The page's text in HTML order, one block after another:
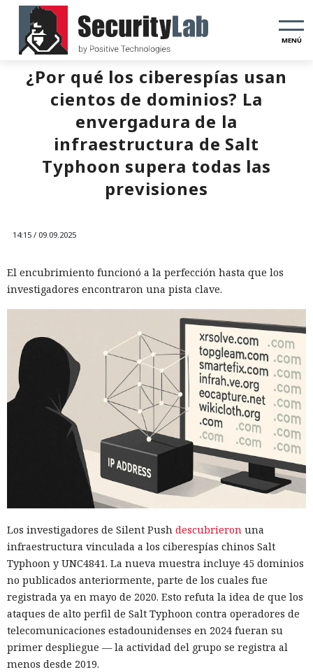
MENÚ
¿Por qué los ciberespías usan
cientos de dominios? La
envergadura de la
infraestructura de Salt
Typhoon supera todas las
previsiones
14:15 / 09.09.2025
El encubrimiento funcionó a la perfección hasta que los
investigadores encontraron una pista clave.
Los investigadores de Silent Push descubrieron una
infraestructura vinculada a los ciberespías chinos Salt
Typhoon y UNC4841. La nueva muestra incluye 45 dominios
no publicados anteriormente, parte de los cuales fue
registrada ya en mayo de 2020. Esto refuta la idea de que los
ataques de alto perfil de Salt Typhoon contra operadores de
telecomunicaciones estadounidenses en 2024 fueran su
primer despliegue — la actividad del grupo se registra al
menos desde 2019.